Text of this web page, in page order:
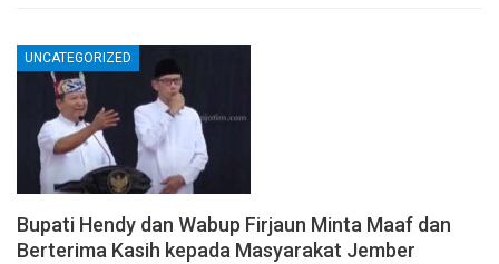
UNCATEGORIZED
Bupati Hendy dan Wabup Firjaun Minta Maaf dan
Berterima Kasih kepada Masyarakat Jember